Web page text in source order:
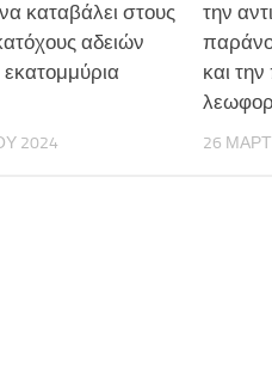
καταβάλει στους
αδειών
εκατομμύρια
2024
την
και
26